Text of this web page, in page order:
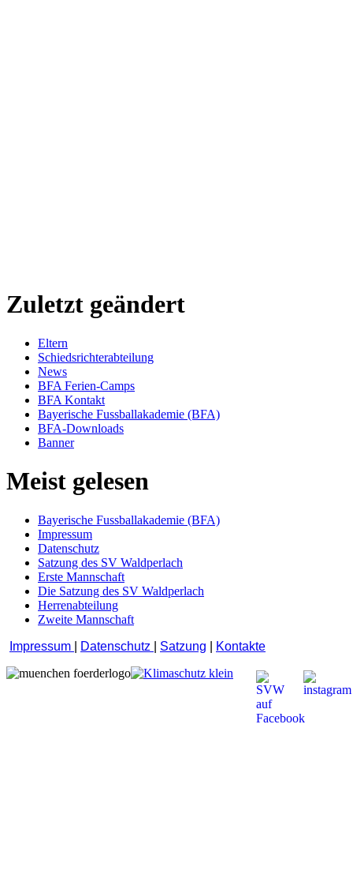
Zuletzt geändert
Eltern
Schiedsrichterabteilung
News
BFA Ferien-Camps
BFA Kontakt
Bayerische Fussballakademie (BFA)
BFA-Downloads
Banner
Meist gelesen
Bayerische Fussballakademie (BFA)
Impressum
Datenschutz
Satzung des SV Waldperlach
Erste Mannschaft
Die Satzung des SV Waldperlach
Herrenabteilung
Zweite Mannschaft
Impressum
Datenschutz Satzung Kontakte